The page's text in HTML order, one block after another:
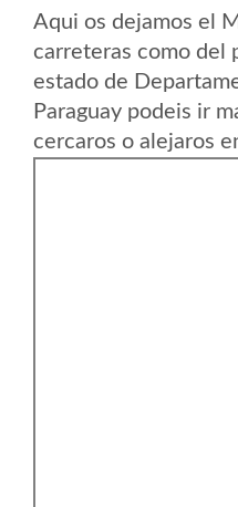
Aqui os dejamos el
carreteras como del
estado de
Paraguay podeis ir
cercaros o alejaros